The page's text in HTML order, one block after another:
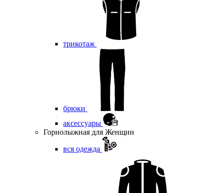
трикотаж
брюки
аксессуары
Горнолыжная для Женщин
вся одежда